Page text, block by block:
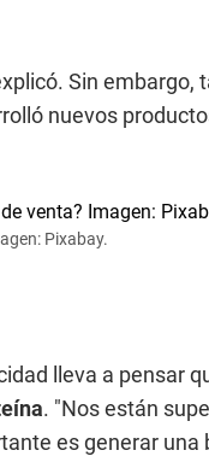
Sin embargo,
nuevos
Pixabay.
lleva a pensar
. "Nos están
es generar una